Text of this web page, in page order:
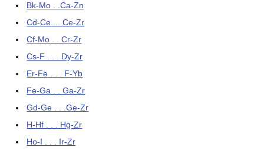
Bk-Mo . .Ca-Zn
Cd-Ce . . Ce-Zr
Cf-Mo . . Cr-Zr
Cs-F . . . Dy-Zr
Er-Fe . . . F-Yb
Fe-Ga . . Ga-Zr
Gd-Ge . . .Ge-Zr
H-Hf . . . Hg-Zr
Ho-I . . . Ir-Zr